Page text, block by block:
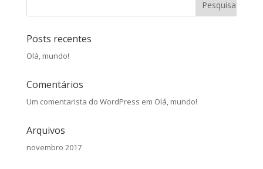
Posts recentes
Olá, mundo!
Comentários
Um comentarista do WordPress em Olá, mundo!
Arquivos
novembro 2017